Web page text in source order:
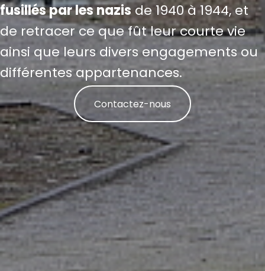
fusillés par les nazis de 1940 à 1944, et
de retracer ce que fût leur courte vie
ainsi que leurs divers engagements ou
différentes appartenances.
Contactez-nous